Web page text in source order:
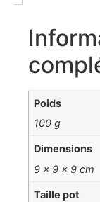
Poids
100 g
Dimensions
9 × 9 × 9 cm
Taille pot